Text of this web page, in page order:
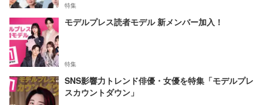
特集
モデルプレス読者モデル 新メンバー加入！
特集
SNS影響力トレンド俳優・女優を特集「モデルプレ
スカウントダウン」